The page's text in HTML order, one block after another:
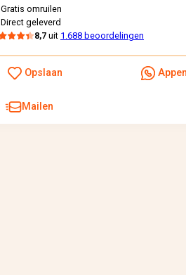
Gratis omruilen
Direct geleverd
8,7 uit 1.688 beoordelingen
Opslaan
Mailen